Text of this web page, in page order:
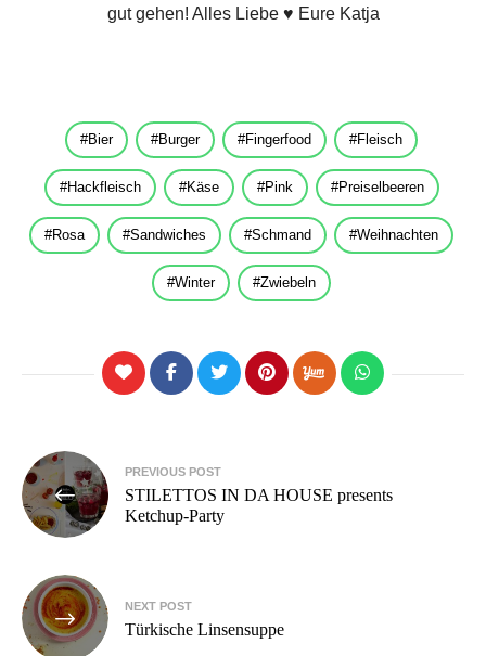
gut gehen! Alles Liebe ♥ Eure Katja
Bier Burger Fingerfood Fleisch
Hackfleisch Käse Pink Preiselbeeren
Rosa Sandwiches Schmand Weihnachten
Winter Zwiebeln
Beitragsnavigation
PREVIOUS POST
STILETTOS IN DA HOUSE presents
Ketchup-Party
NEXT POST
Türkische Linsensuppe